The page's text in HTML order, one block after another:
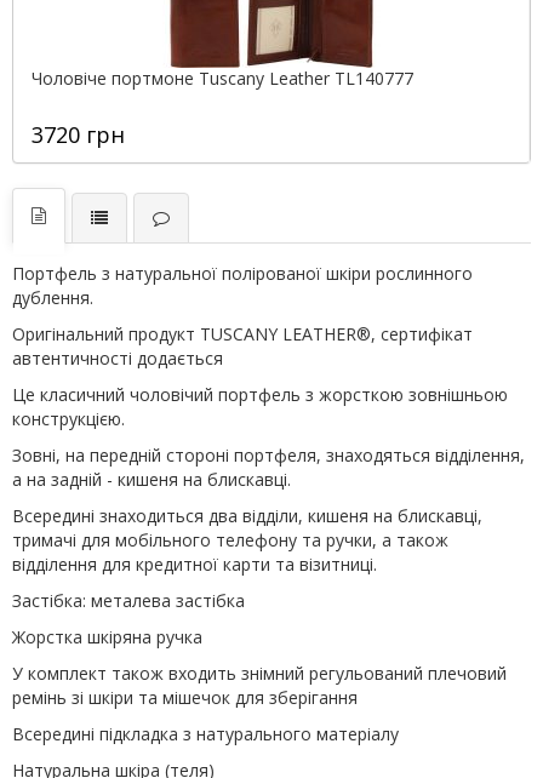
Чоловіче портмоне Tuscany Leather TL140777
3720 грн
Портфель з натуральної полірованої шкіри рослинного
дублення.
Оригінальний продукт TUSCANY LEATHER®, сертифікат
автентичності додається
Це класичний чоловічий портфель з жорсткою зовнішньою
конструкцією.
Зовні, на передній стороні портфеля, знаходяться відділення,
а на задній - кишеня на блискавці.
Всередині знаходиться два відділи, кишеня на блискавці,
тримачі для мобільного телефону та ручки, а також
відділення для кредитної карти та візитниці.
Застібка: металева застібка
Жорстка шкіряна ручка
У комплект також входить знімний регульований плечовий
ремінь зі шкіри та мішечок для зберігання
Всередині підкладка з натурального матеріалу
Натуральна шкіра (теля)